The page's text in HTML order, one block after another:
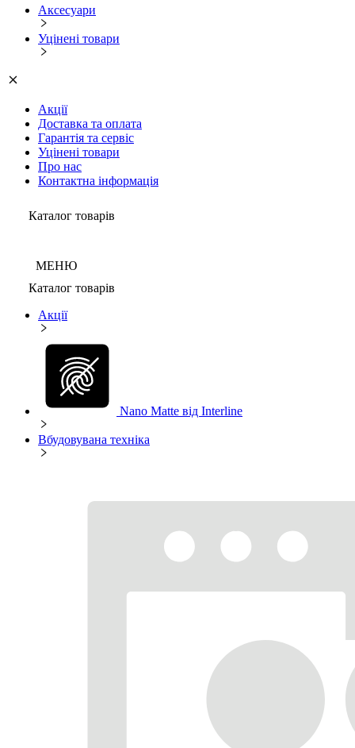
Аксесуари
Уцінені товари
Акції
Доставка та оплата
Гарантія та сервіс
Уцінені товари
Про нас
Контактна інформація
Каталог товарів
МЕНЮ
Каталог товарів
Акції
Nano Matte від Interline
Вбудовувана техніка